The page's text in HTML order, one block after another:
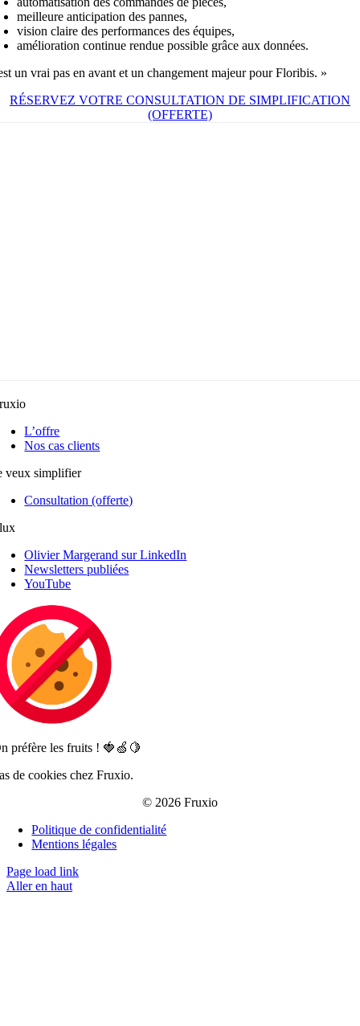
meilleure anticipation des pannes,
vision claire des performances des équipes,
amélioration continue rendue possible grâce aux données.
un vrai pas en avant et un changement majeur pour Floribis. »
RÉSERVEZ VOTRE CONSULTATION DE SIMPLIFICATION
(OFFERTE)
L’offre
Nos cas clients
veux simplifier
Consultation (offerte)
Olivier Margerand sur LinkedIn
Newsletters publiées
YouTube
préfère les fruits ! 🍓🍏🍋
de cookies chez Fruxio.
© 2026 Fruxio
Politique de confidentialité
Mentions légales
Page load link
Aller en haut